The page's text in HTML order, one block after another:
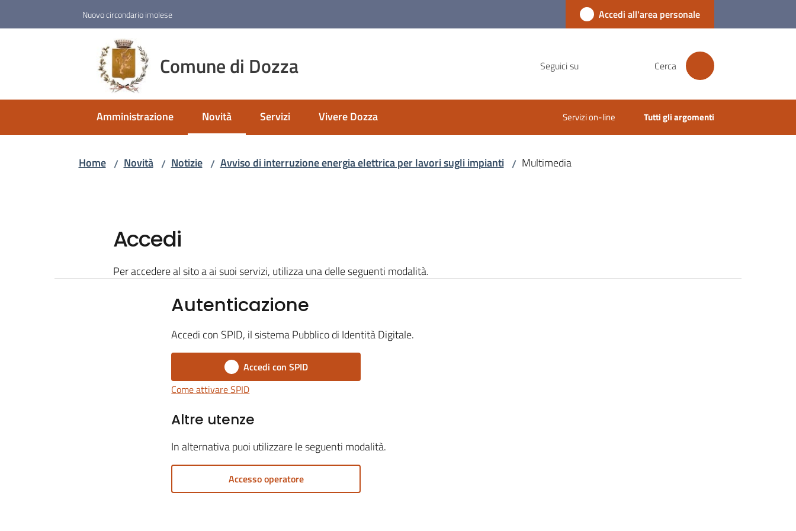
Nuovo circondario imolese Accedi all'area personale
Comune di Dozza Seguici su Cerca
Amministrazione Novità
Menu selezionato
Servizi Vivere Dozza Servizi on-line Tutti gli argomenti
Home / Novità / Notizie / Avviso di interruzione energia elettrica per lavori sugli impianti / Multimedia
Accedi
Per accedere al sito a ai suoi servizi, utilizza una delle seguenti modalità.
Autenticazione
Accedi con SPID, il sistema Pubblico di Identità Digitale.
Accedi con SPID
Come attivare SPID
Altre utenze
In alternativa puoi utilizzare le seguenti modalità.
Accesso operatore